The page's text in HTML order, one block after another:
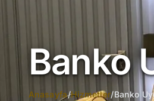
Banko
Anasayfa/Hizmetler/Banko